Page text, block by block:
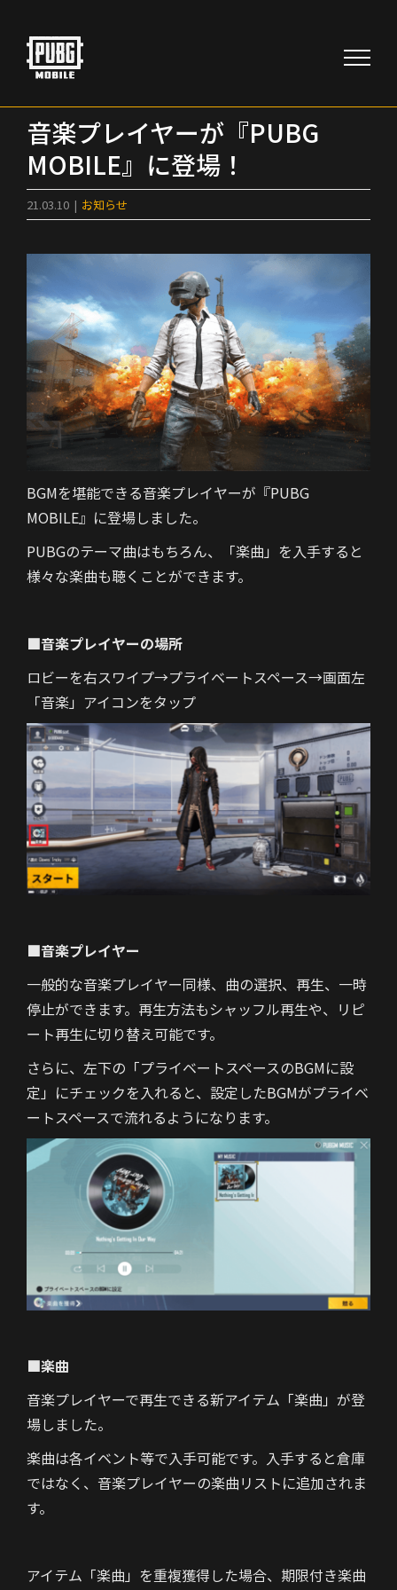
content
音楽プレイヤーが『PUBG
MOBILE』に登場！
21.03.10 | お知らせ
BGMを堪能できる音楽プレイヤーが『PUBG
MOBILE』に登場しました。
PUBGのテーマ曲はもちろん、「楽曲」を入手すると
様々な楽曲も聴くことができます。
■音楽プレイヤーの場所
ロビーを右スワイプ→プライベートスペース→画面左
「音楽」アイコンをタップ
■音楽プレイヤー
一般的な音楽プレイヤー同様、曲の選択、再生、一時
停止ができます。再生方法もシャッフル再生や、リピ
ート再生に切り替え可能です。
さらに、左下の「プライベートスペースのBGMに設
定」にチェックを入れると、設定したBGMがプライベ
ートスペースで流れるようになります。
■楽曲
音楽プレイヤーで再生できる新アイテム「楽曲」が登
場しました。
楽曲は各イベント等で入手可能です。入手すると倉庫
ではなく、音楽プレイヤーの楽曲リストに追加されま
す。
アイテム「楽曲」を重複獲得した場合、期限付き楽曲